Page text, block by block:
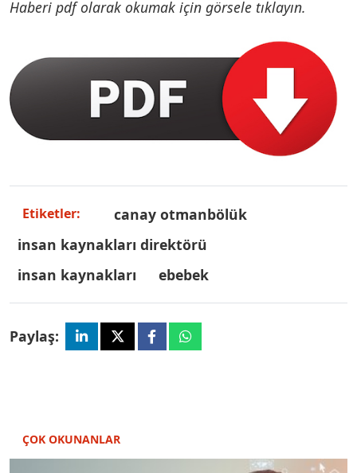
Haberi pdf olarak okumak için görsele tıklayın.
Etiketler:
canay otmanbölük
i̇nsan kaynakları direktörü
insan kaynakları
ebebek
Paylaş:
ÇOK OKUNANLAR